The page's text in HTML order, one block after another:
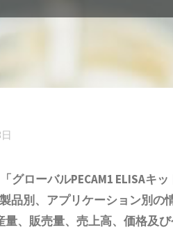
「グローバルPECAM1 ELISAキッ
品別、アプリケーション別の
、販売量、売上高、価格及